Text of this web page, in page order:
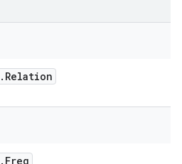
. Relation
. Freq